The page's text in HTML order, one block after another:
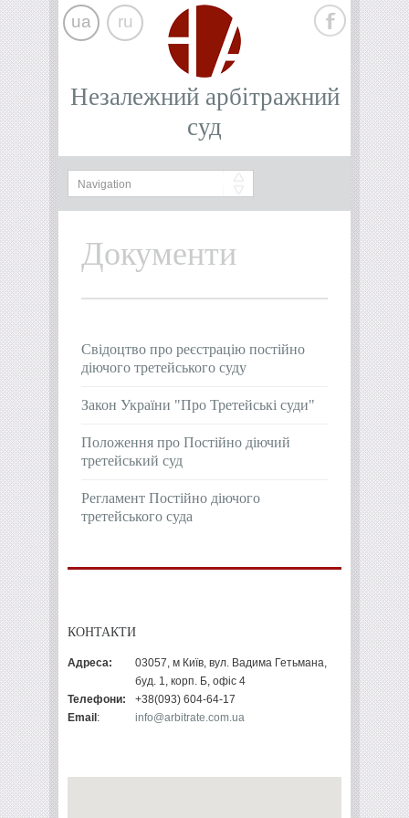
ua ru
Незалежний арбітражний
суд
Документи
Свідоцтво про реєстрацію постійно
діючого третейського суду
Закон України "Про Третейські суди"
Положення про Постійно діючий
третейський суд
Регламент Постійно діючого
третейського суда
КОНТАКТИ
Адреса:
03057, м Київ, вул. Вадима Гетьмана,
буд. 1, корп. Б, офіс 4
Телефони:
+38(093) 604-64-17
Email : info@arbitrate.com.ua